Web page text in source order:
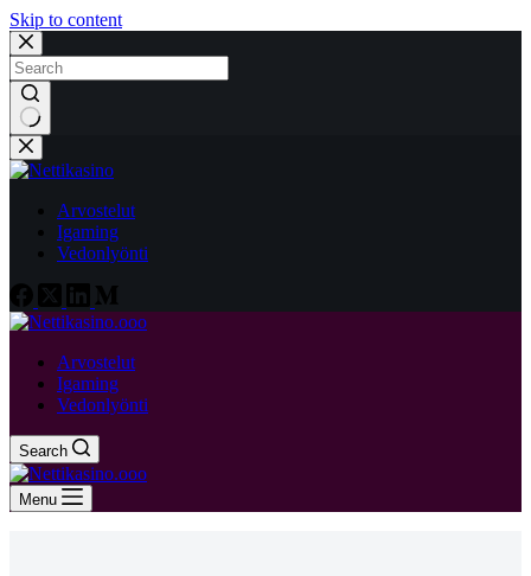
Skip to content
No
results
Arvostelut
Igaming
Vedonlyönti
Arvostelut
Igaming
Vedonlyönti
Search
Menu